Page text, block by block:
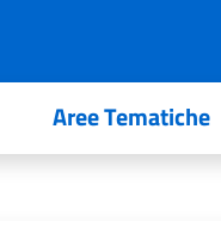
Aree Tematiche